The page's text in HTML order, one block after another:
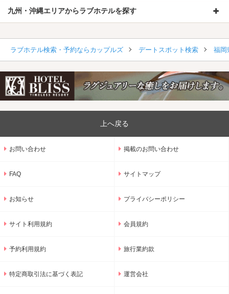
九州・沖縄エリアからラブホテルを探す
ラブホテル検索・予約ならカップルズ デートスポット検索 福岡
上へ戻る
お問い合わせ 掲載のお問い合わせ
FAQ サイトマップ
お知らせ プライバシーポリシー
サイト利用規約 会員規約
予約利用規約 旅行業約款
特定商取引法に基づく表記 運営会社